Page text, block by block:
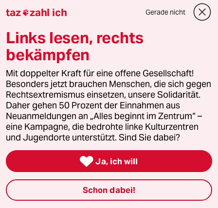
Situation für Minderheiten, die bereits unter
verschärfen und sie am Ende sogar vertreiben
könnte.
DM D. MEIN
01.07.2024,19:56 Uhr
Das ist eine erschreckende Entwicklung.
War abzusehen und die anderen Politiker
haben den Trend nicht aufgehalten.
Das ist auch erschreckend.
meistkommentiert
taz zahl ich Gerade nicht
Links lesen, rechts
bekämpfen
Mit doppelter Kraft für eine offene Gesellschaft!
Besonders jetzt brauchen Menschen, die sich gegen
Rechtsextremismus einsetzen, unsere Solidarität.
Daher gehen 50 Prozent der Einnahmen aus
Neuanmeldungen an „Alles beginnt im Zentrum“ –
eine Kampagne, die bedrohte linke Kulturzentren
und Jugendorte unterstützt. Sind Sie dabei?
 Ja, ich will
Schon dabei!